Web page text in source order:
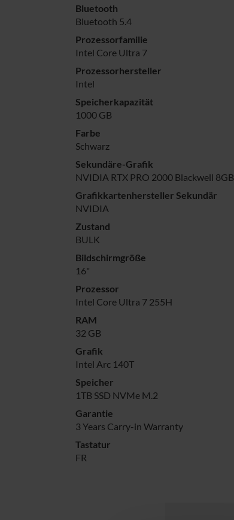
Bluetooth
Bluetooth 5.4
Prozessorfamilie
Intel Core Ultra 7
Prozessorhersteller
Intel
Speicherkapazität
1000 GB
Farbe
Schwarz
Sekundäre-Grafik
NVIDIA RTX PRO 2000 Blackwell 8GB
Grafikkartenhersteller Sekundär
NVIDIA
Zustand
BULK
Bildschirmgröße
16"
Prozessor
Intel Core Ultra 7 255H
RAM
32 GB
Grafik
Intel Arc 140T
Speicher
1TB SSD NVMe M.2
Garantie
3 Years Carry-in Warranty
Tastatur
FR